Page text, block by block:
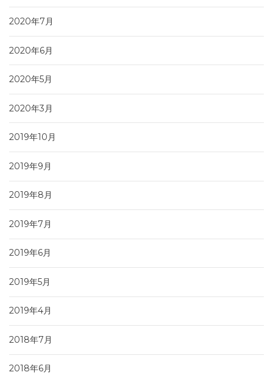
2020年7月
2020年6月
2020年5月
2020年3月
2019年10月
2019年9月
2019年8月
2019年7月
2019年6月
2019年5月
2019年4月
2018年7月
2018年6月